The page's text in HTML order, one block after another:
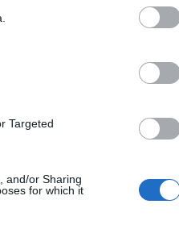
Targeted
and/or Sharing
for which it
di